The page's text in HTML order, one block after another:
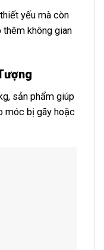
yếu mà còn
không gian
sản phẩm giúp
móc bị gãy hoặc